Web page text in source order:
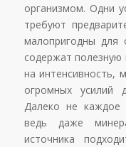
организмом. Одни
требуют
малопригодны для
содержат
на интенсивность,
огромных усилий
Далеко не каждое
ведь даже
источника